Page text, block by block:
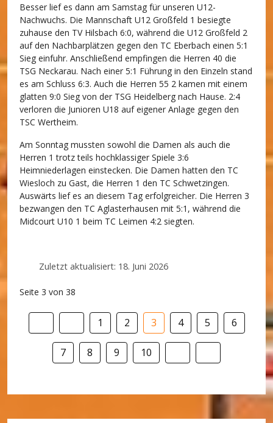
Besser lief es dann am Samstag für unseren U12-
Nachwuchs. Die Mannschaft U12 Großfeld 1 besiegte
zuhause den TV Hilsbach 6:0, während die U12 Großfeld 2
auf den Nachbarplätzen gegen den TC Eberbach einen 5:1
Sieg einfuhr. Anschließend empfingen die Herren 40 die
TSG Neckarau. Nach einer 5:1 Führung in den Einzeln stand
es am Schluss 6:3. Auch die Herren 55 2 kamen mit einem
glatten 9:0 Sieg von der TSG Heidelberg nach Hause. 2:4
verloren die Junioren U18 auf eigener Anlage gegen den
TSC Wertheim.
Am Sonntag mussten sowohl die Damen als auch die
Herren 1 trotz teils hochklassiger Spiele 3:6
Heimniederlagen einstecken. Die Damen hatten den TC
Wiesloch zu Gast, die Herren 1 den TC Schwetzingen.
Auswärts lief es an diesem Tag erfolgreicher. Die Herren 3
bezwangen den TC Aglasterhausen mit 5:1, während die
Midcourt U10 1 beim TC Leimen 4:2 siegten.
Zuletzt aktualisiert: 18. Juni 2026
Seite 3 von 38
1 2 3 4 5 6
7 8 9 10